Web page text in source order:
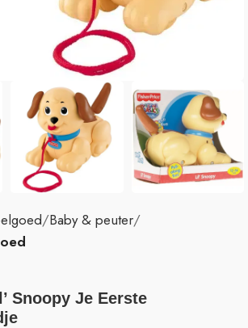
Baby & peuter
Snoopy Je Eerste